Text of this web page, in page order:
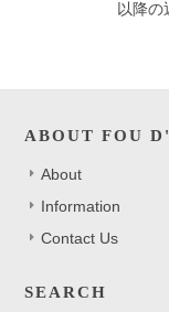
以降の
ABOUT FOU
About
Information
Contact Us
SEARCH